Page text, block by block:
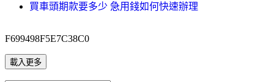
買車頭期款要多少 急用錢如何快速辦理
F699498F5E7C38C0
載入更多